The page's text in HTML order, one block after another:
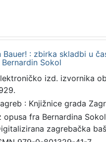
: zbirka skladbi u
Sokol
izd. izvornika
: Knjižnice grada
opusa fra Bernardina
zagrebačka